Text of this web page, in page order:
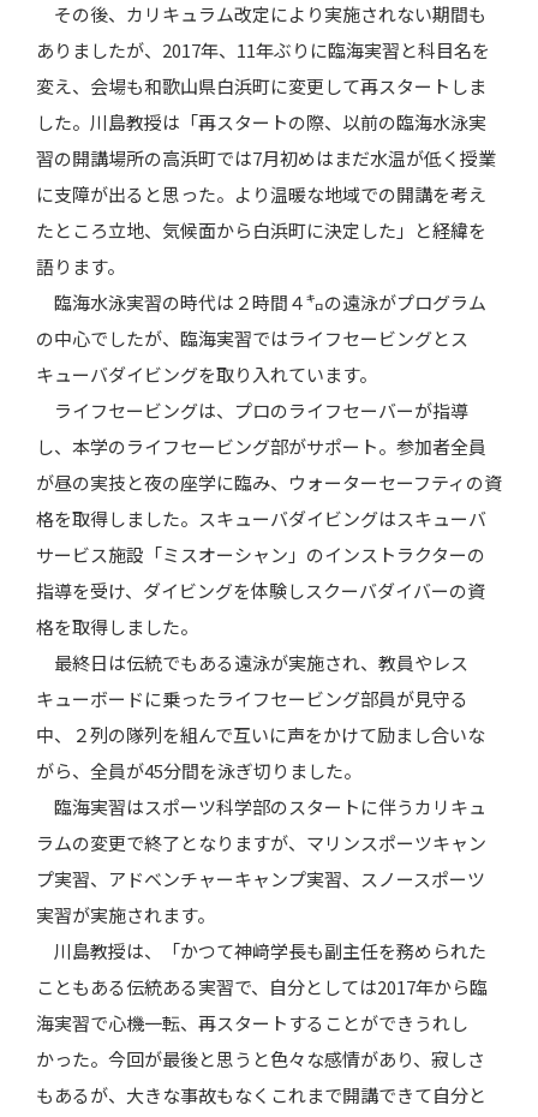
その後、カリキュラム改定により実施されない期間も
ありましたが、2017年、11年ぶりに臨海実習と科目名を
変え、会場も和歌山県白浜町に変更して再スタートしま
した。川島教授は「再スタートの際、以前の臨海水泳実
習の開講場所の高浜町では7月初めはまだ水温が低く授業
に支障が出ると思った。より温暖な地域での開講を考え
たところ立地、気候面から白浜町に決定した」と経緯を
語ります。
臨海水泳実習の時代は２時間４㌔の遠泳がプログラム
の中心でしたが、臨海実習ではライフセービングとス
キューバダイビングを取り入れています。
ライフセービングは、プロのライフセーバーが指導
し、本学のライフセービング部がサポート。参加者全員
が昼の実技と夜の座学に臨み、ウォーターセーフティの資
格を取得しました。スキューバダイビングはスキューバ
サービス施設「ミスオーシャン」のインストラクターの
指導を受け、ダイビングを体験しスクーバダイバーの資
格を取得しました。
最終日は伝統でもある遠泳が実施され、教員やレス
キューボードに乗ったライフセービング部員が見守る
中、２列の隊列を組んで互いに声をかけて励まし合いな
がら、全員が45分間を泳ぎ切りました。
臨海実習はスポーツ科学部のスタートに伴うカリキュ
ラムの変更で終了となりますが、マリンスポーツキャン
プ実習、アドベンチャーキャンプ実習、スノースポーツ
実習が実施されます。
川島教授は、「かつて神﨑学長も副主任を務められた
こともある伝統ある実習で、自分としては2017年から臨
海実習で心機一転、再スタートすることができうれし
かった。今回が最後と思うと色々な感情があり、寂しさ
もあるが、大きな事故もなくこれまで開講できて自分と